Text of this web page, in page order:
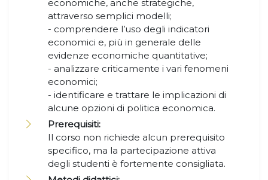
economiche, anche strategiche,
attraverso semplici modelli;
- comprendere l’uso degli indicatori
economici e, più in generale delle
evidenze economiche quantitative;
- analizzare criticamente i vari fenomeni
economici;
- identificare e trattare le implicazioni di
alcune opzioni di politica economica.
Prerequisiti:
Il corso non richiede alcun prerequisito
specifico, ma la partecipazione attiva
degli studenti è fortemente consigliata.